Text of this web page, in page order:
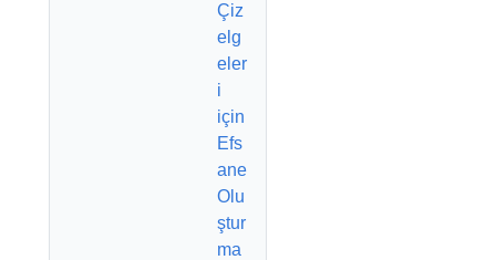
Çiz
elg
eler
i
için
Efs
ane
Olu
ştur
ma